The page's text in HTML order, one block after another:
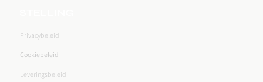
Privacybeleid
Cookiebeleid
Leveringsbeleid